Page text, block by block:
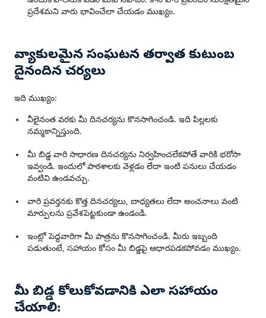
ప్రదేశమని వారు భావించేలా చేయడం ముఖ్యం.
వ్యాకులమైన సంఘటన తర్వాత కుటుంబ
దైనందిన చర్యలు
ఇది ముఖ్యం:
వీలైనంత వరకు మీ దినచర్యను కొనసాగించండి. ఇది పిల్లలకు
నమ్మకాన్నిస్తుంది.
మీ బిడ్డ వారి సాధారణ దినచర్యను నిర్వహించలేకపోతే వారికి భరోసా
ఇవ్వండి. ఇందులో పాఠశాలకు వెళ్లడం లేదా ఇంటి పనులు చేయడం
వంటివి ఉండవచ్చు.
వారి ప్రవర్తనకు కొత్త దినచర్యలు, బాధ్యతలు లేదా అంచనాలు వంటి
మార్పులను ప్రవేశపెట్టకుండా ఉండండి.
ఇంట్లో పెద్దవారిగా మీ పాత్రను కొనసాగించండి. మీరు ఇబ్బంది
పడుతుంటే, సహాయం కోసం మీ బిడ్డపై ఆధారపడకపోవడం ముఖ్యం.
మీ బిడ్డ కోలుకోవడానికి ఎలా సహాయం
చేయాలి: